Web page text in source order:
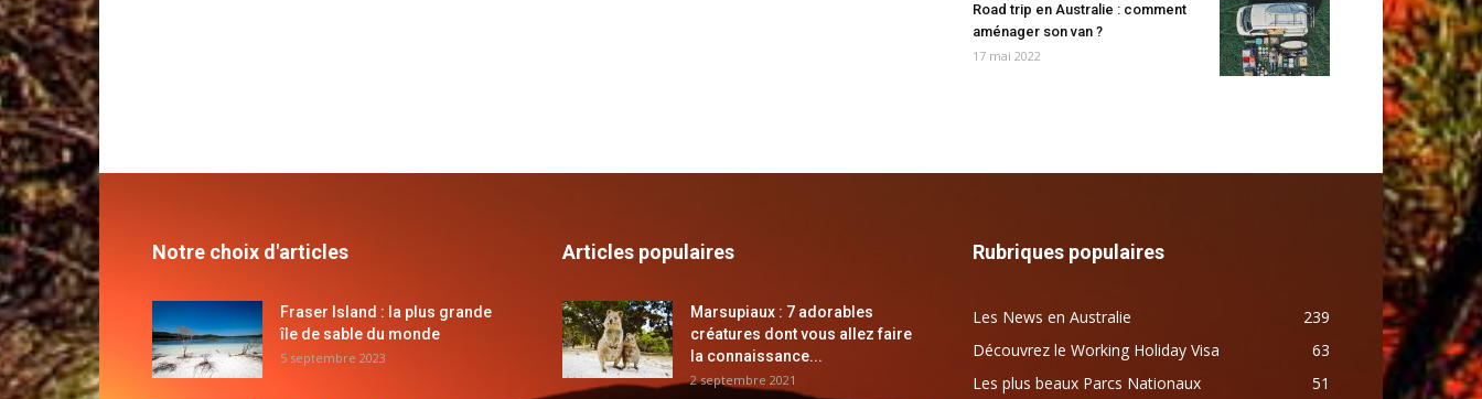
Road trip en Australie : comment
aménager son van ?
17 mai 2022
Notre choix d'articles
Fraser Island : la plus grande
île de sable du monde
5 septembre 2023
Articles populaires
Marsupiaux : 7 adorables
créatures dont vous allez faire
la connaissance...
2 septembre 2021
Rubriques populaires
Les News en Australie
239
Découvrez le Working Holiday Visa
63
Les plus beaux Parcs Nationaux
51